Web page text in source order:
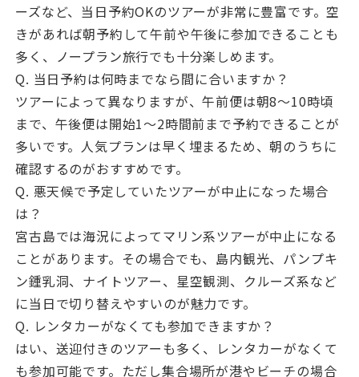
ーズなど、当日予約OKのツアーが非常に豊富です。空
きがあれば朝予約して午前や午後に参加できることも
多く、ノープラン旅行でも十分楽しめます。
Q. 当日予約は何時までなら間に合いますか？
ツアーによって異なりますが、午前便は朝8〜10時頃
まで、午後便は開始1〜2時間前まで予約できることが
多いです。人気プランは早く埋まるため、朝のうちに
確認するのがおすすめです。
Q. 悪天候で予定していたツアーが中止になった場合
は？
宮古島では海況によってマリン系ツアーが中止になる
ことがあります。その場合でも、島内観光、パンプキ
ン鍾乳洞、ナイトツアー、星空観測、クルーズ系など
に当日で切り替えやすいのが魅力です。
Q. レンタカーがなくても参加できますか？
はい、送迎付きのツアーも多く、レンタカーがなくて
も参加可能です。ただし集合場所が港やビーチの場合